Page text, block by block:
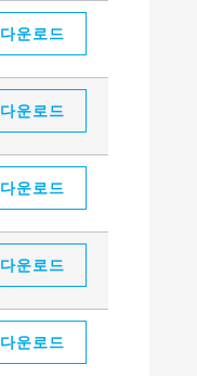
다운로드
다운로드
다운로드
다운로드
다운로드